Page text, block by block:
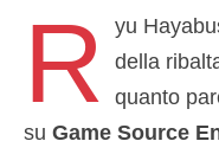
R
yu
della
quanto
su Game Source